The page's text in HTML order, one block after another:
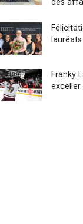
Franky
exceller